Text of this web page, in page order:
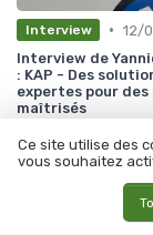
Interview • 12/
Interview de
: KAP - Des
expertes pour
maîtrisés
Les
Ce site utilise des
vous souhaitez